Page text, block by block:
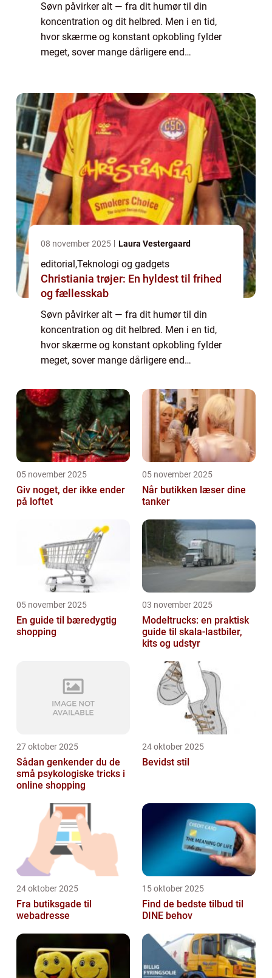
Søvn påvirker alt — fra dit humør til din
koncentration og dit helbred. Men i en tid,
hvor skærme og konstant opkobling fylder
meget, sover mange dårligere end
08 november 2025 Laura Vestergaard
editorial,Teknologi og gadgets
Christiania trøjer: En hyldest til frihed
og fællesskab
Søvn påvirker alt — fra dit humør til din
koncentration og dit helbred. Men i en tid,
hvor skærme og konstant opkobling fylder
meget, sover mange dårligere end
teknologi, ...
05 november 2025
Giv noget, der ikke ender
på loftet
05 november 2025
Når butikken læser dine
tanker
05 november 2025
En guide til bæredygtig
shopping
03 november 2025
Modeltrucks: en praktisk
guide til skala-lastbiler,
kits og udstyr
27 oktober 2025
Sådan genkender du de
små psykologiske tricks i
online shopping
24 oktober 2025
Bevidst stil
24 oktober 2025
Fra butiksgade til
webadresse
15 oktober 2025
Find de bedste tilbud til
DINE behov